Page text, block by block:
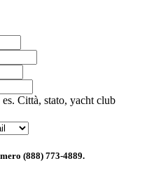
es. Città, stato, yacht club
(888) 773-4889.